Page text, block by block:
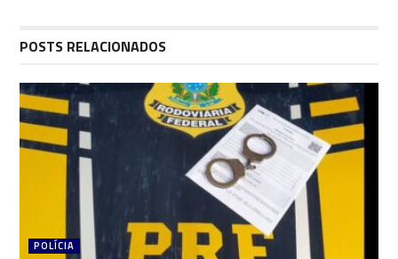
POSTS RELACIONADOS
POLÍCIA